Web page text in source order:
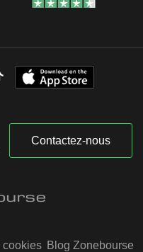
Contactez-nous
cookies Blog Zonebourse